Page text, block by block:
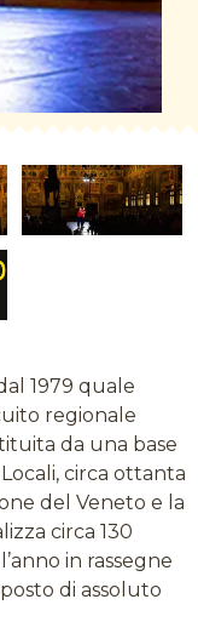
1979 quale
regionale
da una base
circa ottanta
del Veneto e la
circa 130
in rassegne
di assoluto